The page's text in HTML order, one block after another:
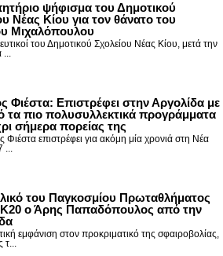
ψήφισμα του Δημοτικού
Νέας Κίου για τον θάνατο του
Μιχαλόπουλου
του Δημοτικού Σχολείου Νέας Κίου, μετά την
...
Φιέστα: Επιστρέφει στην Αργολίδα με
τα πιο πολυσυλλεκτικά προγράμματα
σήμερα πορείας της
Φιέστα επιστρέφει για ακόμη μία χρονιά στη Νέα
...
του Παγκοσμίου Πρωταθλήματος
Κ20 ο Άρης Παπαδόπουλος από την
εμφάνιση στον προκριματικό της σφαιροβολίας,
τ...